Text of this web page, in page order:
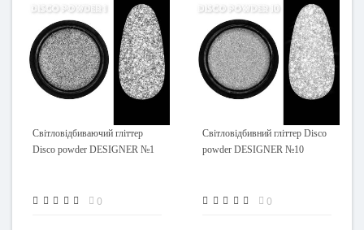
Світловідбиваючий гліттер
Disco powder DESIGNER №1
0
Світловідбивний гліттер Disco
powder DESIGNER №10
0